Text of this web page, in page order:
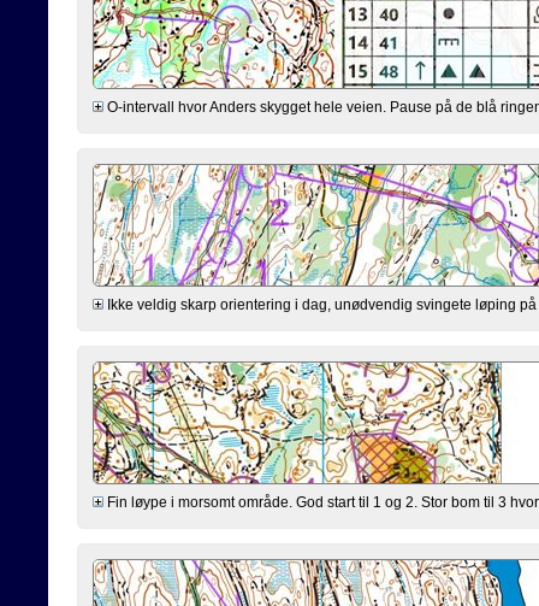
O-intervall hvor Anders skygget hele veien. Pause på de blå
Ikke veldig skarp orientering i dag, unødvendig svingete løping
Fin løype i morsomt område. God start til 1 og 2. Stor bom til 3